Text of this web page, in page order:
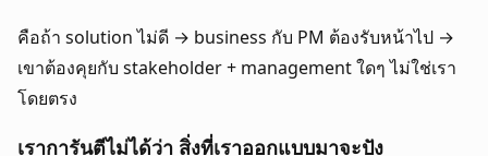
คือถ้า solution ไม่ดี → business กับ PM ต้องรับหน้าไป →
เขาต้องคุยกับ stakeholder + management ใดๆ ไม่ใช่เรา
โดยตรง
เราการันตีไม่ได้ว่า สิ่งที่เราออกแบบมาจะปัง